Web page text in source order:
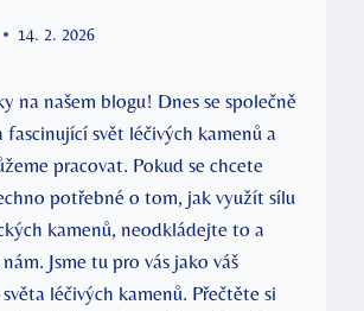
14. 2. 2026
na našem blogu! Dnes se společně
fascinující svět léčivých kamenů a
pracovat. Pokud se chcete
potřebné o tom, jak využít sílu
kamenů, neodkládejte to a
Jsme tu pro vás jako váš
léčivých kamenů. Přečtěte si